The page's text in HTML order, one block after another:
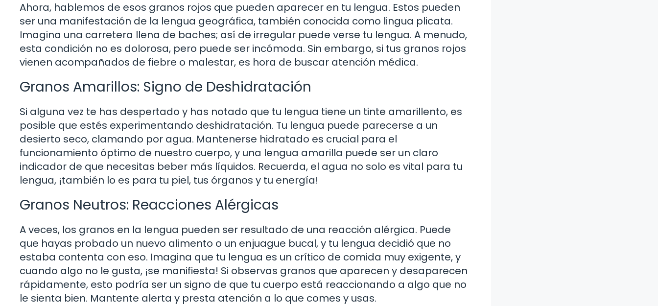
Ahora, hablemos de esos granos rojos que pueden aparecer en tu lengua. Estos pueden
ser una manifestación de la lengua geográfica, también conocida como lingua plicata.
Imagina una carretera llena de baches; así de irregular puede verse tu lengua. A menudo,
esta condición no es dolorosa, pero puede ser incómoda. Sin embargo, si tus granos rojos
vienen acompañados de fiebre o malestar, es hora de buscar atención médica.
Granos Amarillos: Signo de Deshidratación
Si alguna vez te has despertado y has notado que tu lengua tiene un tinte amarillento, es
posible que estés experimentando deshidratación. Tu lengua puede parecerse a un
desierto seco, clamando por agua. Mantenerse hidratado es crucial para el
funcionamiento óptimo de nuestro cuerpo, y una lengua amarilla puede ser un claro
indicador de que necesitas beber más líquidos. Recuerda, el agua no solo es vital para tu
lengua, ¡también lo es para tu piel, tus órganos y tu energía!
Granos Neutros: Reacciones Alérgicas
A veces, los granos en la lengua pueden ser resultado de una reacción alérgica. Puede
que hayas probado un nuevo alimento o un enjuague bucal, y tu lengua decidió que no
estaba contenta con eso. Imagina que tu lengua es un crítico de comida muy exigente, y
cuando algo no le gusta, ¡se manifiesta! Si observas granos que aparecen y desaparecen
rápidamente, esto podría ser un signo de que tu cuerpo está reaccionando a algo que no
le sienta bien. Mantente alerta y presta atención a lo que comes y usas.